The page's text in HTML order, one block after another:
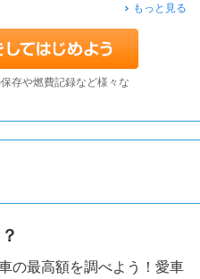
もっと見る
存や燃費記録など様々な
の最高額を調べよう！愛車